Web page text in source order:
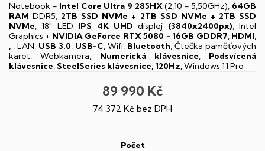
Notebook - Intel Core Ultra 9 285HX(2,10 - 5,50GHz), 64GB
RAM DDR5, 2TB SSD NVMe + 2TB SSD NVMe + 2TB SSD
NVMe, 18" LED IPS 4K UHD displej (3840x2400px), Intel
Graphics + NVIDIA GeForce RTX 5080 - 16GB GDDR7, HDMI,
, , LAN, USB 3.0, USB-C, Wifi, Bluetooth, Čtečka paměťových
karet, Webkamera, Numerická klávesnice, Podsvícená
klávesnice,SteelSeries klávesnice, 120Hz,Windows 11 Pro
89 990 Kč
74 372 Kč bez DPH
Počet